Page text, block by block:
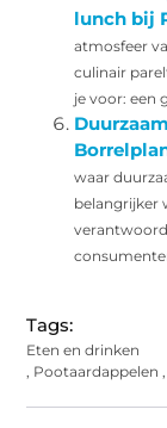
lunch bij
atmosfeer
culinair
je voor: een
waar
belangrijker
Tags:
Eten en drinken
, Pootaardappelen